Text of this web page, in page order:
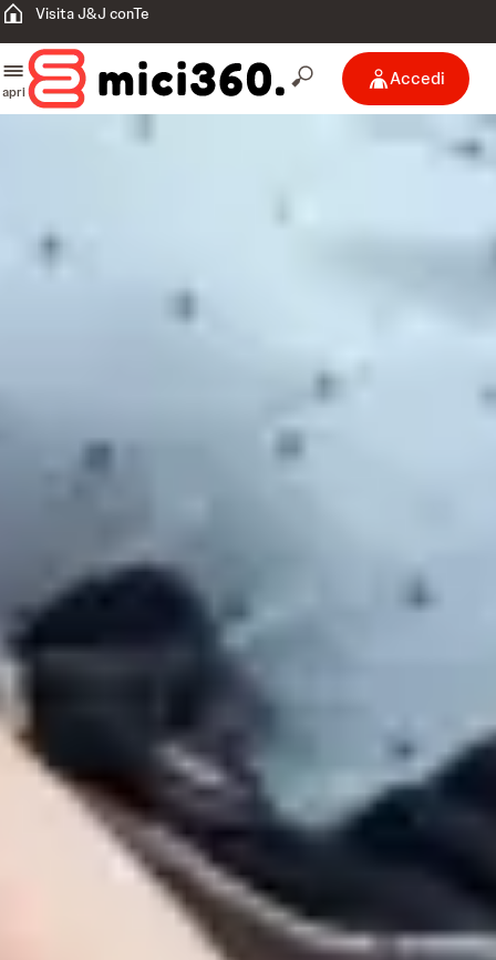
Visita J&J conTe
apri
Accedi